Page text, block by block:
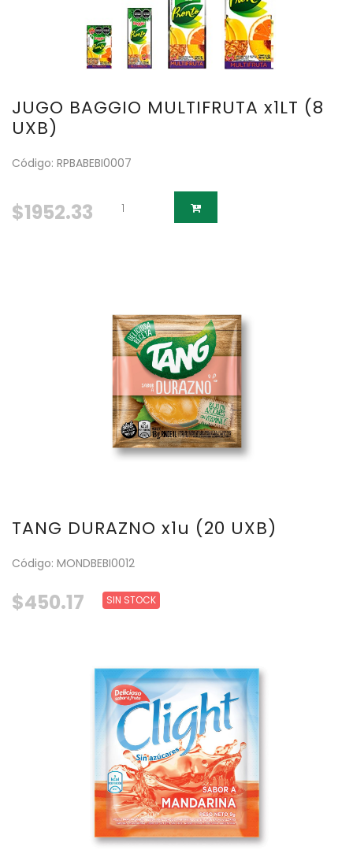
JUGO BAGGIO MULTIFRUTA x1LT (8
UXB)
Código: RPBABEBI0007
$1952.33
TANG DURAZNO x1u (20 UXB)
Código: MONDBEBI0012
$450.17 SIN STOCK